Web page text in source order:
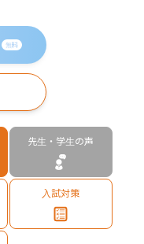
無料
先生・学生の声
入試対策